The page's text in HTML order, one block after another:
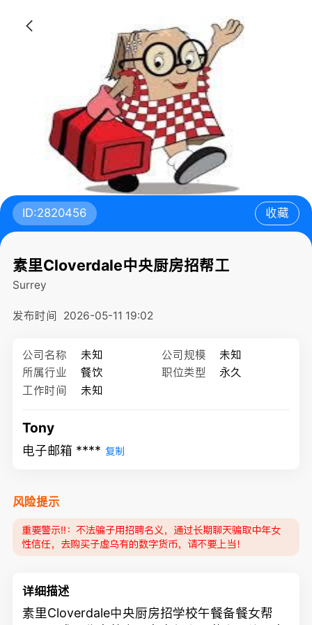
ID:2820456 收藏
素里Cloverdale中央厨房招帮工
Surrey
发布时间 2026-05-11 19:02
公司名称 未知 公司规模
未知
所属行业
餐饮 职位类型
永久
工作时间
未知
Tony
电子邮箱 **** 复制
风险提示
重要警示‼️：不法骗子用招聘名义，通过长期聊天骗取中年女
性信任，去购买子虚乌有的数字货币，请不要上当！
详细描述
素里Cloverdale中央厨房招学校午餐备餐女帮